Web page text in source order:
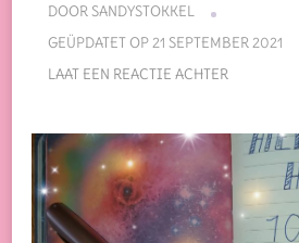
DOORSANDYSTOKKEL
GEÜPDATET OP21 SEPTEMBER 2021
LAAT EEN REACTIE ACHTER
HONDERD!